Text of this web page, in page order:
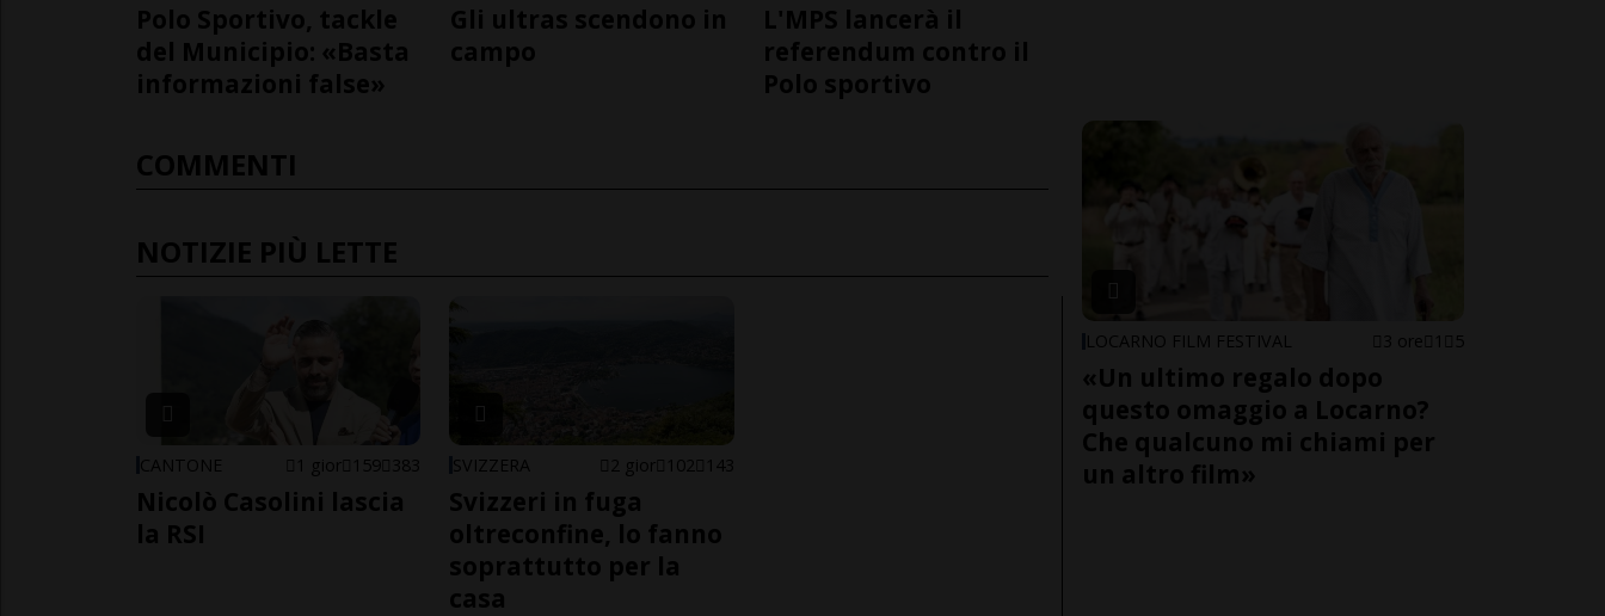
Polo Sportivo, tackle
del Municipio: «Basta
informazioni false»
Gli ultras scendono in
campo
L'MPS lancerà il
referendum contro il
Polo sportivo
COMMENTI
NOTIZIE PIÙ LETTE
CANTONE 1 gior 159 383
Nicolò Casolini lascia
la RSI
SVIZZERA 2 gior 102 143
Svizzeri in fuga
oltreconfine, lo fanno
soprattutto per la
casa
LOCARNO FILM FESTIVAL 3 ore 1 5
«Un ultimo regalo dopo
questo omaggio a Locarno?
Che qualcuno mi chiami per
un altro film»